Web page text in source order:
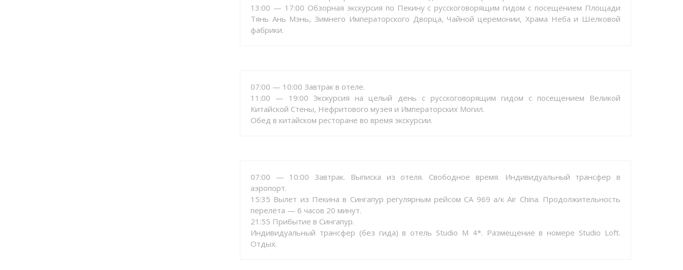
13:00 — 17:00 Обзорная экскурсия по Пекину с русскоговорящим гидом с посещением Площади
Тянь Ань Мэнь, Зимнего Императорского Дворца, Чайной церемонии, Храма Неба и Шелковой
фабрики.
07:00 — 10:00 Завтрак в отеле.
11:00 — 19:00 Экскурсия на целый день с русскоговорящим гидом с посещением Великой
Китайской Стены, Нефритового музея и Императорских Могил.
Обед в китайском ресторане во время экскурсии.
07:00 — 10:00 Завтрак. Выписка из отеля. Свободное время. Индивидуальный трансфер в
аэропорт.
15:35 Вылет из Пекина в Сингапур регулярным рейсом CA 969 а/к Air China. Продолжительность
перелёта — 6 часов 20 минут.
21:55 Прибытие в Сингапур.
Индивидуальный трансфер (без гида) в отель Studio M 4*. Размещение в номере Studio Loft.
Отдых.